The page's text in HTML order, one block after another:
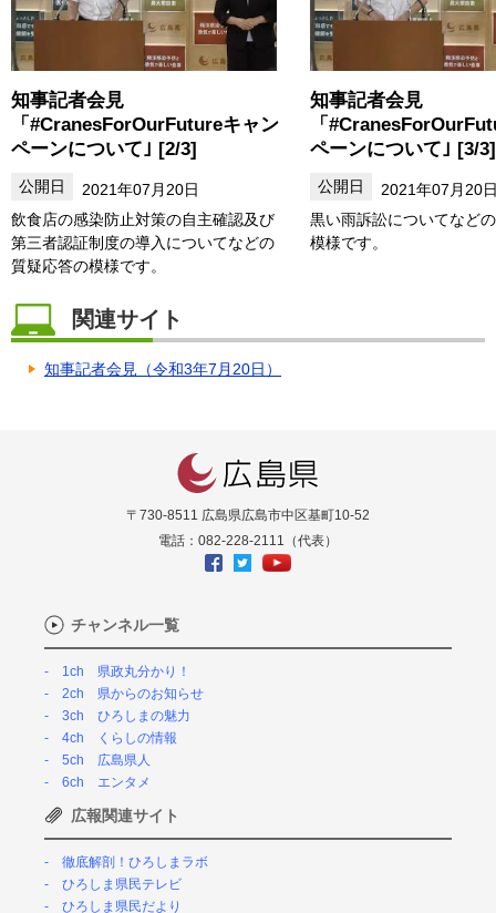
知事記者会見
「#CranesForOurFutureキャン
ペーンについて｣ [2/3]
2021年07月20日
飲食店の感染防止対策の自主確認及び
第三者認証制度の導入についてなどの
質疑応答の模様です。
知事記者会見
「
ペーンについて｣ [3/3]
2021年07月20
黒い雨訴訟についてなど
模様です。
関連サイト
知事記者会見（令和3年7月20日）
〒730-8511 広島県広島市中区基町10-52
電話：082-228-2111（代表）
チャンネル一覧
1ch 県政丸分かり！
2ch 県からのお知らせ
3ch ひろしまの魅力
4ch くらしの情報
5ch 広島県人
6ch エンタメ
広報関連サイト
徹底解剖！ひろしまラボ
ひろしま県民テレビ
ひろしま県民だより